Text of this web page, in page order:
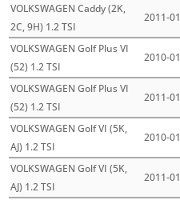
VOLKSWAGEN Caddy (2K,
2C, 9H) 1.2 TSI
2011-01
VOLKSWAGEN Golf Plus VI
(52) 1.2 TSI
2010-01
VOLKSWAGEN Golf Plus VI
(52) 1.2 TSI
2011-01
VOLKSWAGEN Golf VI (5K,
AJ) 1.2 TSI
2010-01
VOLKSWAGEN Golf VI (5K,
AJ) 1.2 TSI
2011-01